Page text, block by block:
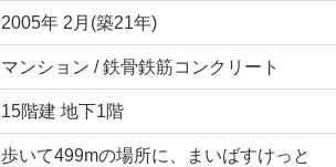
2005年 2月(築21年)
マンション / 鉄骨鉄筋コンクリート
15階建 地下1階
歩いて499mの場所に、まいばすけっと